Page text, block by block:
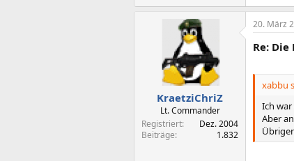
KraetziChriZ
Lt. Commander
Registriert
Dez. 2004
Beiträge
1.832
20. März
Re:
xabbu
Ich war
Aber an